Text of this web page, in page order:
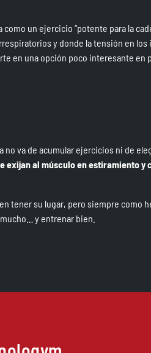
un ejercicio “potente para la
y donde la tensión en
en una opción poco interesante en
va de acumular ejercicios ni de
exijan al músculo en estiramiento
tener su lugar, pero siempre como
y entrenar bien.